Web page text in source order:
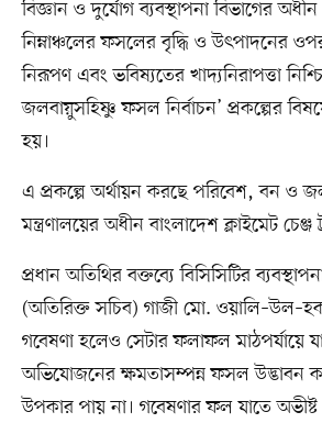
বিজ্ঞান ও দুর্যোগ ব্যবস্থাপনা বিভাগের
নিম্নাঞ্চলের ফসলের বৃদ্ধি ও উৎপাদনের
নিরূপণ এবং ভবিষ্যতের খাদ্যনিরাপত্তা
জলবায়ুসহিষ্ণু ফসল নির্বাচন’ প্রকল্পের
হয়।
এ প্রকল্পে অর্থায়ন করছে পরিবেশ, বন ও
মন্ত্রণালয়ের অধীন বাংলাদেশ ক্লাইমেট চেঞ্জ
প্রধান অতিথির বক্তব্যে বিসিসিটির
(অতিরিক্ত সচিব) গাজী মো.
গবেষণা হলেও সেটার ফলাফল মাঠপর্যায়ে
অভিযোজনের ক্ষমতাসম্পন্ন ফসল উদ্ভাবন
উপকার পায় না। গবেষণার ফল যাতে অভীষ্ট